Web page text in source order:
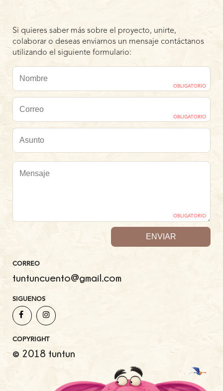
Si quieres saber más sobre el proyecto, unirte,
colaborar o deseas enviarnos un mensaje contáctanos
utilizando el siguiente formulario:
OBLIGATORIO
OBLIGATORIO
OBLIGATORIO
CORREO
tuntuncuento@gmail.com
SIGUENOS
COPYRIGHT
© 2018 tuntun